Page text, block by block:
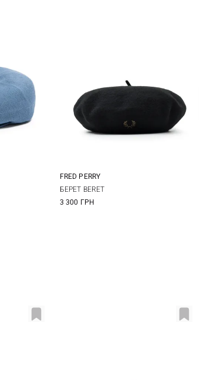
FRED PERRY
БЕРЕТ BERET
3 300 ГРН